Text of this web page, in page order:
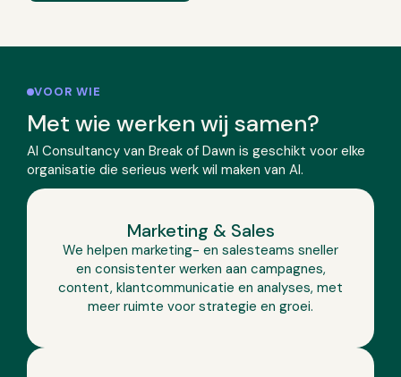
VOOR WIE
Met wie werken wij samen?
AI Consultancy van Break of Dawn is geschikt voor elke
organisatie die serieus werk wil maken van AI.
Marketing & Sales
We helpen marketing- en salesteams sneller
en consistenter werken aan campagnes,
content, klantcommunicatie en analyses, met
meer ruimte voor strategie en groei.